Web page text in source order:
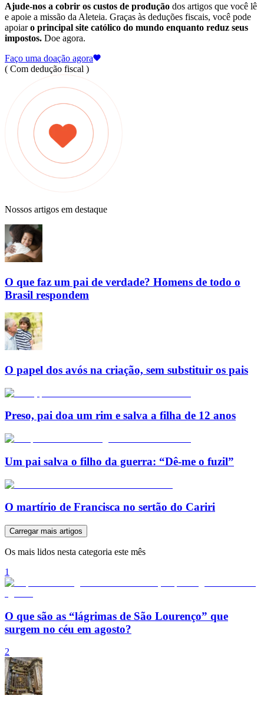
Ajude-nos a cobrir os custos de produção dos artigos que você lê
e apoie a missão da Aleteia. Graças às deduções fiscais, você pode
apoiaro principal site católico do mundo enquanto reduz seus
impostos. Doe agora.
Faço uma doação agora
( Com dedução fiscal )
Nossos artigos em destaque
O que faz um pai de verdade? Homens de todo o
Brasil respondem
O papel dos avós na criação, sem substituir os pais
Preso, pai doa um rim e salva a filha de 12 anos
Um pai salva o filho da guerra: “Dê-me o fuzil”
O martírio de Francisca no sertão do Cariri
Carregar mais artigos
Os mais lidos nesta categoria este mês
1
O que são as “lágrimas de São Lourenço” que
surgem no céu em agosto?
2